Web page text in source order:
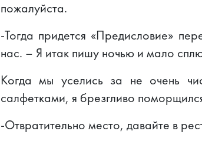
пожалуйста.
-Тогда придется «Предисловие»
нас. – Я итак пишу ночью и мало
Когда мы уселись за не очень
салфетками, я брезгливо
-Отвратительно место, давайте в